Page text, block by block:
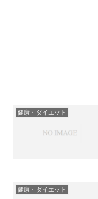
健康・ダイエット
健康・ダイエット